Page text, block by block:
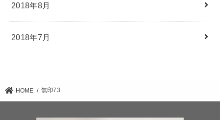
2018年8月
2018年7月
HOME 無印73